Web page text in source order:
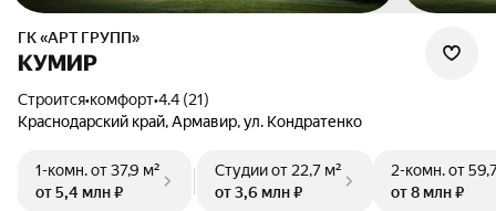
ГК «АРТ ГРУПП»
КУМИР
Строится•комфорт•4.4 (21)
Краснодарский край, Армавир, ул. Кондратенко
1-комн.от 37,9 м²
от 5,4 млн ₽
Студииот 22,7 м²
от 3,6 млн ₽
2-комн.от
от 8 млн ₽